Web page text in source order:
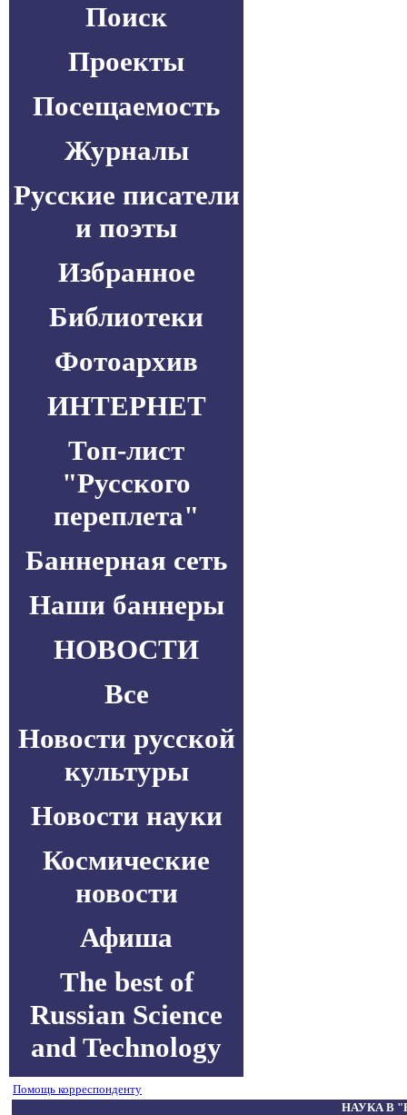
Поиск
Проекты
Посещаемость
Журналы
Русские писатели
и поэты
Избранное
Библиотеки
Фотоархив
ИНТЕРНЕТ
Топ-лист
"Русского
переплета"
Баннерная сеть
Наши баннеры
НОВОСТИ
Все
Новости русской
культуры
Новости науки
Космические
новости
Афиша
The best of
Russian Science
and Technology
Помощь корреспонденту
НАУКА В